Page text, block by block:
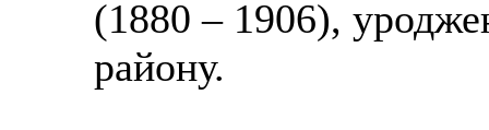
(1880 – 1906),
району.